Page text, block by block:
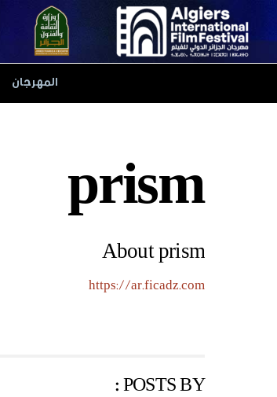
content
المهرجان
prism
Aboutprism
https://ar.ficadz.com
POSTS BY :